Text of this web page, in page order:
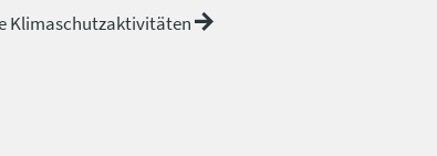
Klimaschutzaktivitäten